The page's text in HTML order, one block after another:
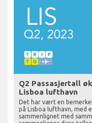
Q2 Passasjertall
Lisboa lufthavn
Det har vært en
på Lisboa lufthavn, med
sammenlignet med